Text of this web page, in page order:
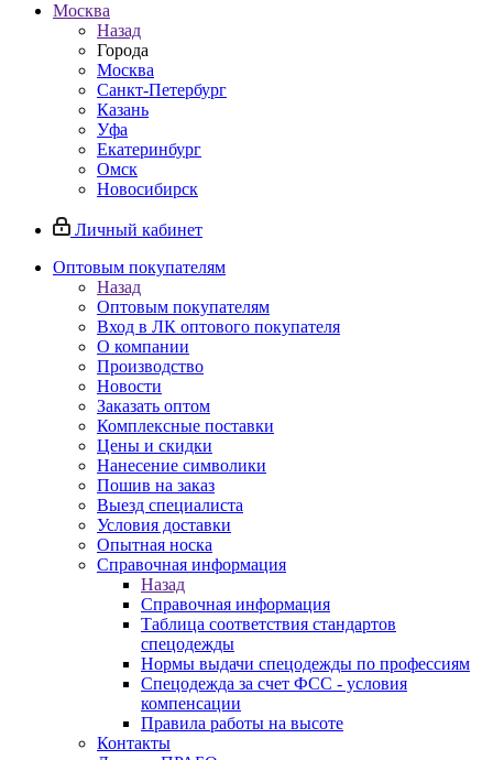
Москва
Назад
Города
Москва
Санкт-Петербург
Казань
Уфа
Екатеринбург
Омск
Новосибирск
Личный кабинет
Оптовым покупателям
Назад
Оптовым покупателям
Вход в ЛК оптового покупателя
О компании
Производство
Новости
Заказать оптом
Комплексные поставки
Цены и скидки
Нанесение символики
Пошив на заказ
Выезд специалиста
Условия доставки
Опытная носка
Справочная информация
Назад
Справочная информация
Таблица соответствия стандартов
спецодежды
Нормы выдачи спецодежды по профессиям
Спецодежда за счет ФСС - условия
компенсации
Правила работы на высоте
Контакты